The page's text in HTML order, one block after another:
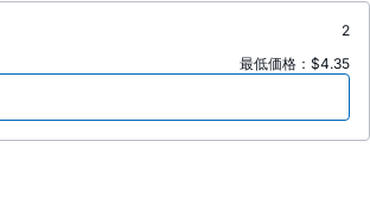
2
最低価格：$4.35